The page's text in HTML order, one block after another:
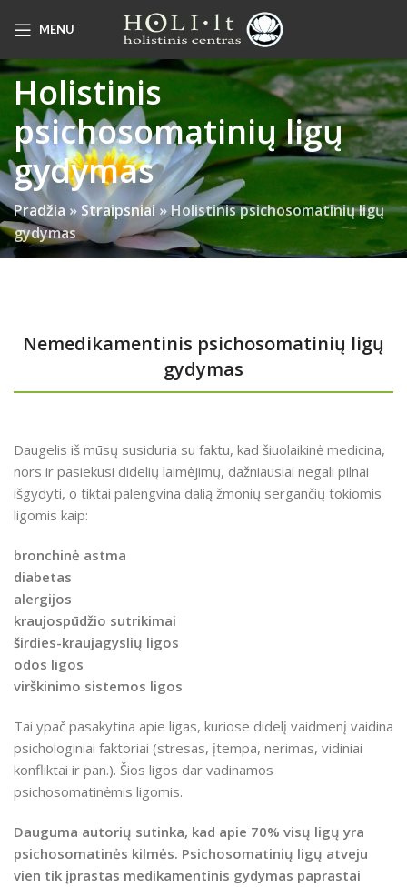
MENU
Holistinis
psichosomatinių ligų
gydymas
Pradžia » Straipsniai»Holistinis psichosomatinių ligų
gydymas
Nemedikamentinis psichosomatinių ligų
gydymas
Daugelis iš mūsų susiduria su faktu, kad šiuolaikinė medicina,
nors ir pasiekusi didelių laimėjimų, dažniausiai negali pilnai
išgydyti, o tiktai palengvina dalią žmonių sergančių tokiomis
ligomis kaip:
bronchinė astma
diabetas
alergijos
kraujospūdžio sutrikimai
širdies-kraujagyslių ligos
odos ligos
virškinimo sistemos ligos
Tai ypač pasakytina apie ligas, kuriose didelį vaidmenį vaidina
psichologiniai faktoriai (stresas, įtempa, nerimas, vidiniai
konfliktai ir pan.). Šios ligos dar vadinamos
psichosomatinėmis ligomis.
Dauguma autorių sutinka, kad apie 70% visų ligų yra
psichosomatinės kilmės. Psichosomatinių ligų atveju
vien tik įprastas medikamentinis gydymas paprastai